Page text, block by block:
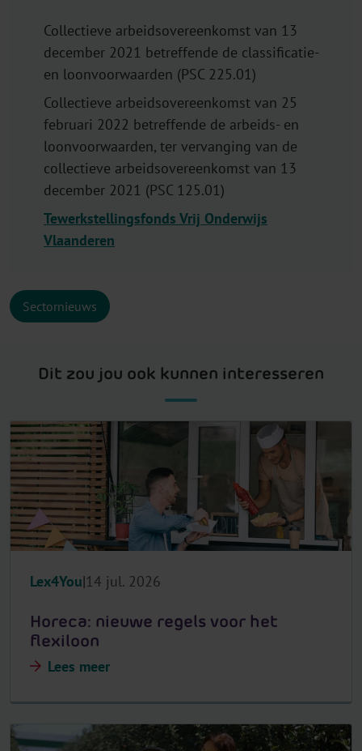
Collectieve arbeidsovereenkomst van 13
december 2021 betreffende de classificatie-
en loonvoorwaarden (PSC 225.01)
Collectieve arbeidsovereenkomst van 25
februari 2022 betreffende de arbeids- en
loonvoorwaarden, ter vervanging van de
collectieve arbeidsovereenkomst van 13
december 2021 (PSC 125.01)
Tewerkstellingsfonds Vrij Onderwijs
Vlaanderen
Sectornieuws
Dit zou jou ook kunnen interesseren
Lex4You 14 jul. 2026
Horeca: nieuwe regels voor het
flexiloon
Lees meer